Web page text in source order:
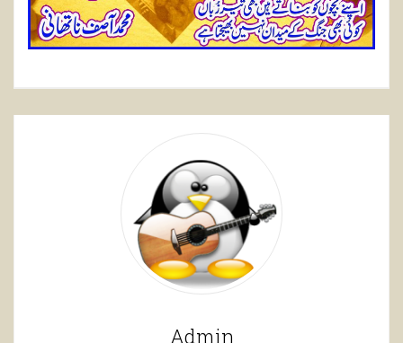
Admin